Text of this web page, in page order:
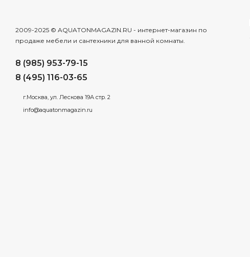
2009-2025 © AQUATONMAGAZIN.RU - интернет-магазин по
продаже мебели и сантехники для ванной комнаты.
8 (985) 953-79-15
8 (495) 116-03-65
г.Москва, ул. Лескова 19А стр. 2
info@aquatonmagazin.ru